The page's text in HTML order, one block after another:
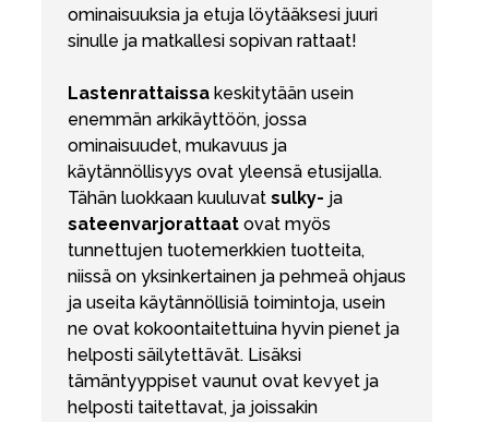
ominaisuuksia ja etuja löytääksesi juuri
sinulle ja matkallesi sopivan rattaat!
Lastenrattaissa keskitytään usein
enemmän arkikäyttöön, jossa
ominaisuudet, mukavuus ja
käytännöllisyys ovat yleensä etusijalla.
Tähän luokkaan kuuluvat sulky- ja
sateenvarjorattaat ovat myös
tunnettujen tuotemerkkien tuotteita,
niissä on yksinkertainen ja pehmeä ohjaus
ja useita käytännöllisiä toimintoja, usein
ne ovat kokoontaitettuina hyvin pienet ja
helposti säilytettävät. Lisäksi
tämäntyyppiset vaunut ovat kevyet ja
helposti taitettavat, ja joissakin